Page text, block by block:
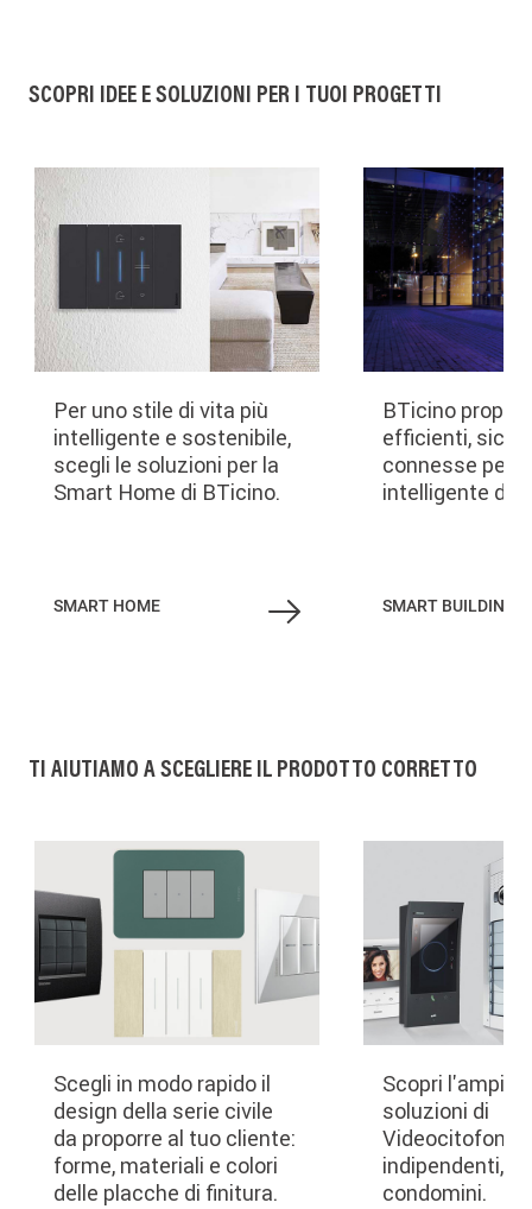
SCOPRI IDEE E SOLUZIONI PER I TUOI PROGETTI
Per uno stile di vita più
intelligente e sostenibile,
scegli le soluzioni per la
Smart Home di BTicino.
SMART HOME
BTicino
efficienti,
connesse per
intelligente
SMART BUILDING
TI AIUTIAMO A SCEGLIERE IL PRODOTTO CORRETTO
Scegli in modo rapido il
design della serie civile
da proporre al tuo cliente:
forme, materiali e colori
delle placche di finitura.
Scopri l'ampia
soluzioni di
Videocitofonia
indipendenti,
condomini.